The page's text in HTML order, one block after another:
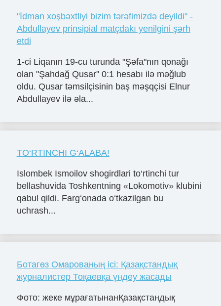
"İdman xoşbəxtliyi bizim tərəfimizdə deyildi" -
Abdullayev prinsipial matçdakı yenilgini şərh
etdi
1-ci Liqanın 19-cu turunda "Şəfa"nın qonağı
olan "Şahdağ Qusar" 0:1 hesabı ilə məğlub
oldu. Qusar təmsilçisinin baş məşqçisi Elnur
Abdullayev ilə əla...
TO‘RTINCHI G‘ALABA!
Islombek Ismoilov shogirdlari to‘rtinchi tur
bellashuvida Toshkentning «Lokomotiv» klubini
qabul qildi. Farg‘onada o‘tkazilgan bu
uchrash...
Ботагөз Омарованың ісі: Қазақстандық
журналистер Тоқаевқа үндеу жасады
Фото: жеке мұрағатынанҚазақстандық